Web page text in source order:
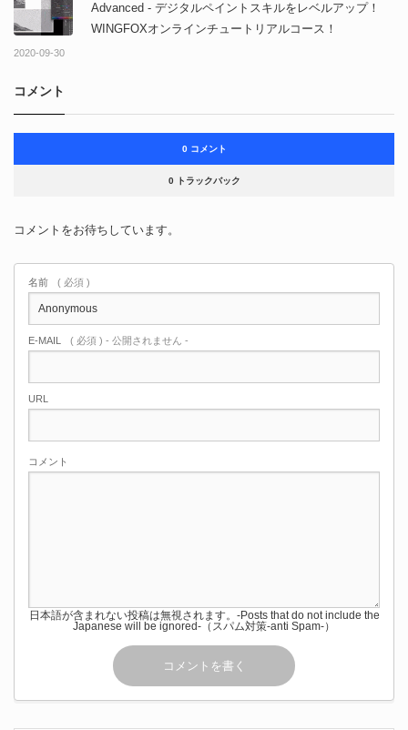
Advanced - デジタルペイントスキルをレベルアップ！
WINGFOXオンラインチュートリアルコース！
2020-09-30
コメント
0 コメント
0 トラックバック
コメントをお待ちしています。
名前 ( 必須 )
E-MAIL ( 必須 ) - 公開されません -
URL
コメント
日本語が含まれない投稿は無視されます。-Posts that do not include the
Japanese will be ignored-（スパム対策-anti Spam-）